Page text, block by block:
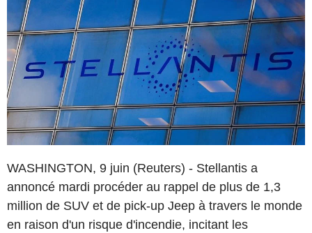
WASHINGTON, 9 juin (Reuters) - Stellantis a
annoncé mardi procéder au rappel de plus de 1,3
million de SUV et de pick-up Jeep à travers le monde
en raison d'un risque d'incendie, incitant les